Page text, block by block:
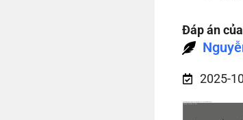
Đáp án
2025-